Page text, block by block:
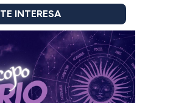
TE INTERESA